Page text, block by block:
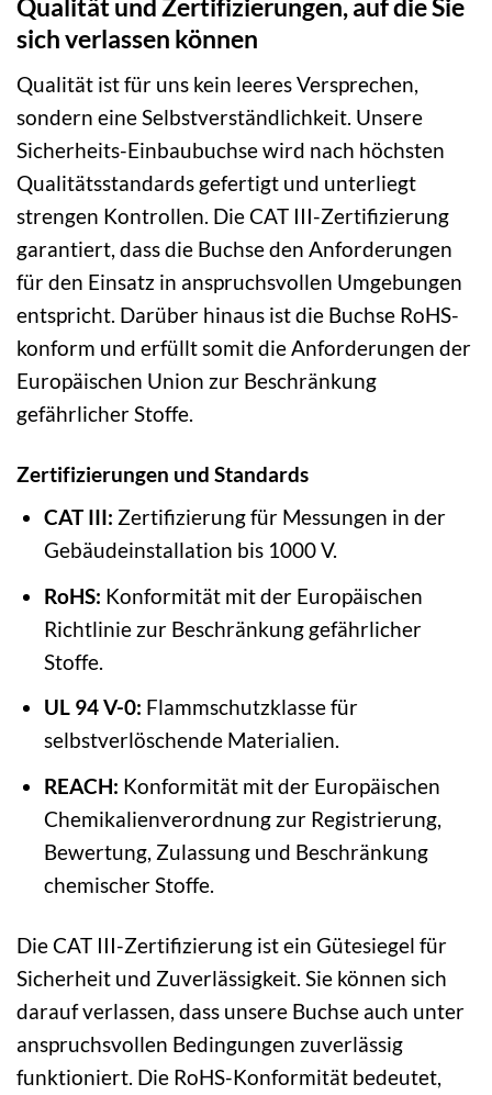
Qualität und Zertifizierungen, auf die Sie
sich verlassen können
Qualität ist für uns kein leeres Versprechen,
sondern eine Selbstverständlichkeit. Unsere
Sicherheits-Einbaubuchse wird nach höchsten
Qualitätsstandards gefertigt und unterliegt
strengen Kontrollen. Die CAT III-Zertifizierung
garantiert, dass die Buchse den Anforderungen
für den Einsatz in anspruchsvollen Umgebungen
entspricht. Darüber hinaus ist die Buchse RoHS-
konform und erfüllt somit die Anforderungen der
Europäischen Union zur Beschränkung
gefährlicher Stoffe.
Zertifizierungen und Standards
CAT III: Zertifizierung für Messungen in der
Gebäudeinstallation bis 1000 V.
RoHS: Konformität mit der Europäischen
Richtlinie zur Beschränkung gefährlicher
Stoffe.
UL 94 V-0: Flammschutzklasse für
selbstverlöschende Materialien.
REACH: Konformität mit der Europäischen
Chemikalienverordnung zur Registrierung,
Bewertung, Zulassung und Beschränkung
chemischer Stoffe.
Die CAT III-Zertifizierung ist ein Gütesiegel für
Sicherheit und Zuverlässigkeit. Sie können sich
darauf verlassen, dass unsere Buchse auch unter
anspruchsvollen Bedingungen zuverlässig
funktioniert. Die RoHS-Konformität bedeutet,